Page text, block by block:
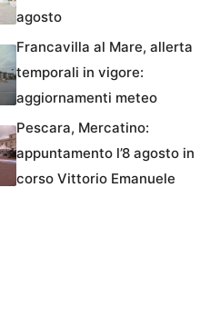
agosto
Francavilla al Mare, allerta
temporali in vigore:
aggiornamenti meteo
Pescara, Mercatino:
appuntamento l’8 agosto in
corso Vittorio Emanuele